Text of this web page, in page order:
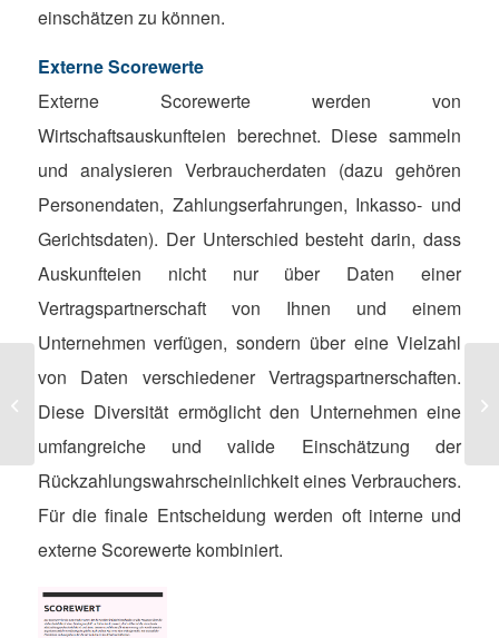
einschätzen zu können.
Externe Scorewerte
Externe Scorewerte werden von
Wirtschaftsauskunfteien berechnet. Diese sammeln
und analysieren Verbraucherdaten (dazu gehören
Personendaten, Zahlungserfahrungen, Inkasso- und
Gerichtsdaten). Der Unterschied besteht darin, dass
Auskunfteien nicht nur über Daten einer
Vertragspartnerschaft von Ihnen und einem
Unternehmen verfügen, sondern über eine Vielzahl
von Daten verschiedener Vertragspartnerschaften.
Diese Diversität ermöglicht den Unternehmen eine
umfangreiche und valide Einschätzung der
Rückzahlungswahrscheinlichkeit eines Verbrauchers.
Für die finale Entscheidung werden oft interne und
externe Scorewerte kombiniert.
Kreditoren